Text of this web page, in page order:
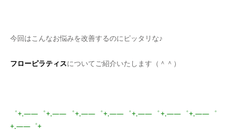
今回はこんなお悩みを改善するのにピッタリな♪
フローピラティスについてご紹介いたします（＾＾）
゜+.――゜+.――゜+.――゜+.――゜+.――゜+.――゜+.――゜
+.――゜+